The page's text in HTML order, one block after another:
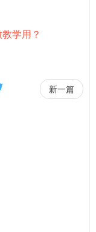
学用？
新一篇